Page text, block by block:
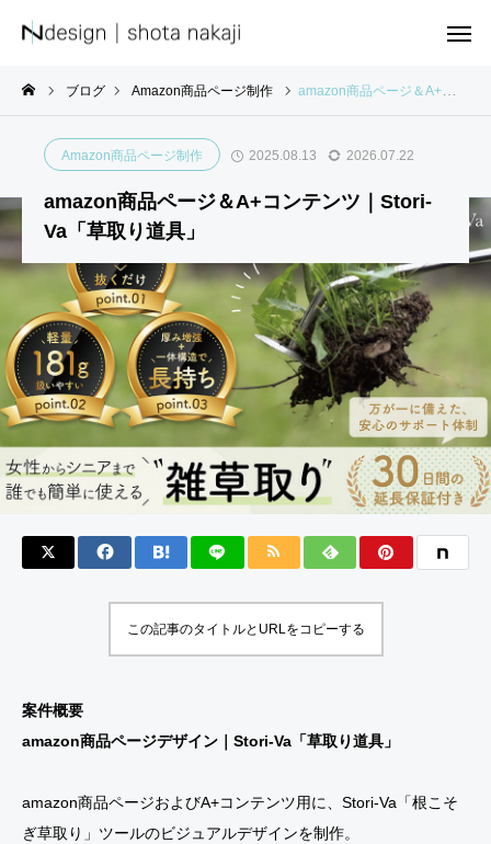
ブログ Amazon商品ページ制作 amazon商品ページ＆A+コンテンツ｜Stori-Va「草取り道具」
Amazon商品ページ制作 2025.08.13 2026.07.22
amazon商品ページ＆A+コンテンツ｜Stori-
Va「草取り道具」
この記事のタイトルとURLをコピーする
案件概要
amazon商品ページデザイン｜Stori-Va「草取り道具」
amazon商品ページおよびA+コンテンツ用に、Stori-Va「根こそ
ぎ草取り」ツールのビジュアルデザインを制作。